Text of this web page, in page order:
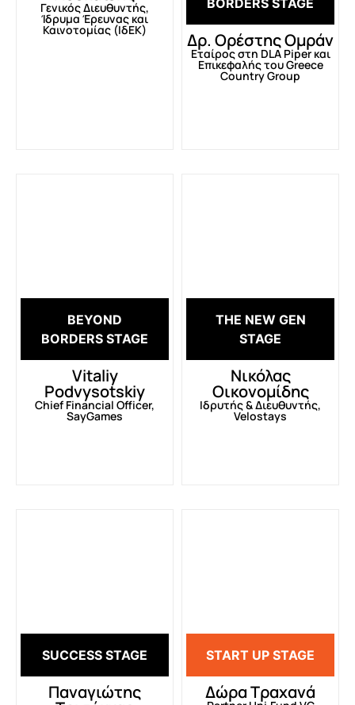
Γενικός Διευθυντής,
Ίδρυμα Έρευνας και
Καινοτομίας (ΙδΕΚ)
BORDERS STAGE
Δρ. Ορέστης Ομράν
Εταίρος στη DLA Piper και
Eπικεφαλής του Greece
Country Group
BEYOND
BORDERS STAGE
Vitaliy
Podvysotskiy
Chief Financial Officer,
SayGames
THE NEW GEN
STAGE
Νικόλας
Οικονομίδης
Ιδρυτής & Διευθυντής,
Velostays
SUCCESS STAGE
Παναγιώτης
START UP STAGE
Δώρα Τραχανά